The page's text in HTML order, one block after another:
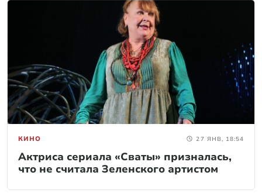
КИНО 27 ЯНВ, 18:54
Актриса сериала «Сваты» призналась,
что не считала Зеленского артистом